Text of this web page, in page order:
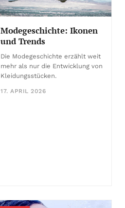
Modegeschichte: Ikonen
und Trends
Die Modegeschichte erzählt weit
mehr als nur die Entwicklung von
Kleidungsstücken.
17. APRIL 2026